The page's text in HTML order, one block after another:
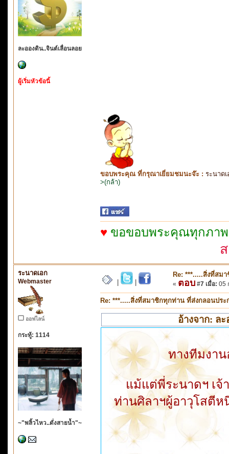
ละอองดิน..จินต์เลื่อนลอย
ผู้เริ่มหัวข้อนี้
ขอบพระคุณ ที่กรุณาเยี่ยมชมนะจ๊ะ : ระนาดเ
>(กล้า)
♥ ขอขอบพระคุณทุกภาพ
ระนาดเอก
Webmaster
ออฟไลน์
กระทู้: 1114
~"พลิ้วไหว..ดั่งสายน้ำ"~
Re: ***.....สิ่งที่สม
« ตอบ #7 เมื่อ: 05
Re: ***.....สิ่งที่สมาชิกทุกท่าน ที่ส่งกลอนปร
อ้างจาก: ล
ทางทีมงา
แม้แต่พี่ระนาดฯ เจ้
ท่านศิลาฯผู้อาวุโสตีห